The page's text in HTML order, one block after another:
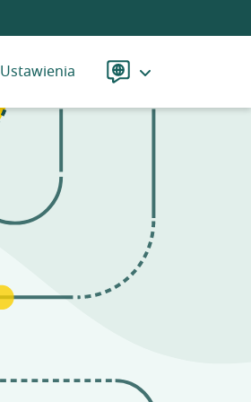
Ustawienia
Język